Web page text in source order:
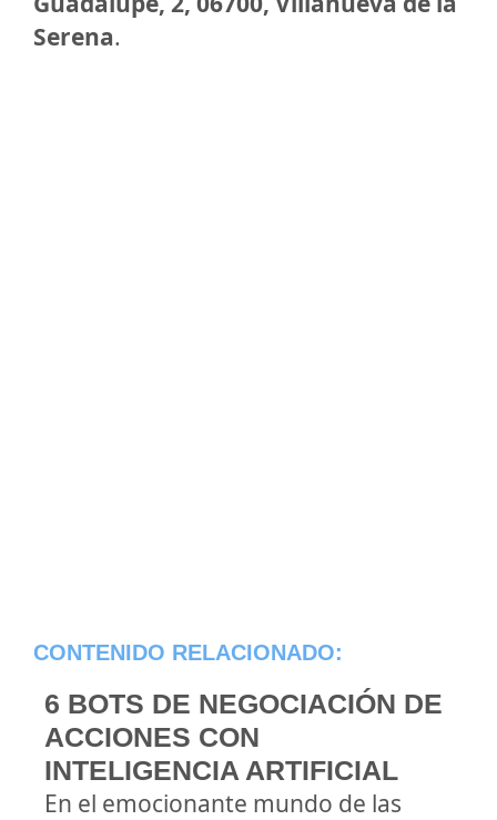
Serena.
CONTENIDO RELACIONADO:
6 BOTS DE NEGOCIACIÓN DE
ACCIONES CON
INTELIGENCIA ARTIFICIAL
En el emocionante mundo de las